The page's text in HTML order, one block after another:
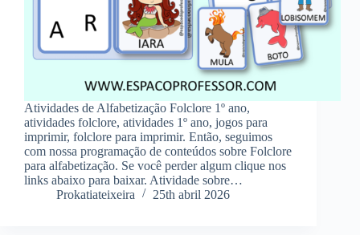
Atividades de Alfabetização Folclore 1º ano,
atividades folclore, atividades 1º ano, jogos para
imprimir, folclore para imprimir. Então, seguimos
com nossa programação de conteúdos sobre Folclore
para alfabetização. Se você perder algum clique nos
links abaixo para baixar. Atividade sobre…
Prokatiateixeira
25th abril 2026